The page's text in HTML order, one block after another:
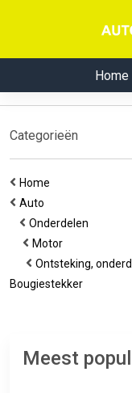
Home
Categorieën
Home
Auto
Onderdelen
Motor
Ontsteking,
Bougiestekker
Meest